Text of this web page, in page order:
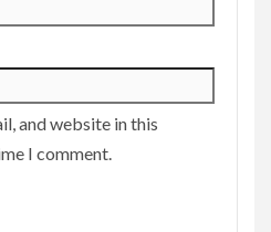
and website in this
I comment.